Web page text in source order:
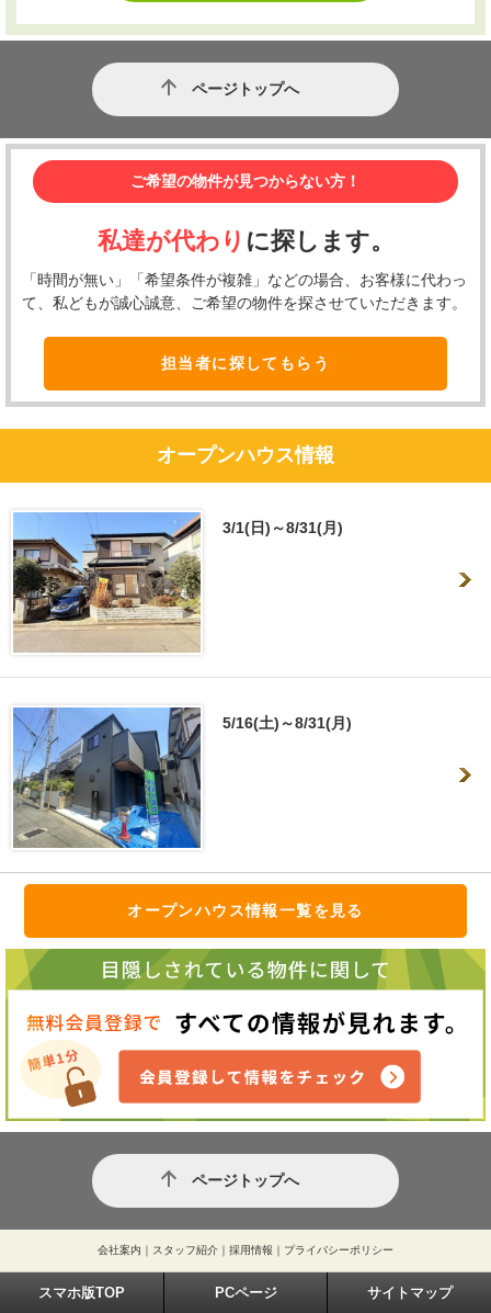
ページトップへ
ご希望の物件が見つからない方！
私達が代わり に探します。
「時間が無い」「希望条件が複雑」などの場合、お客様に代わっ
て、私どもが誠心誠意、ご希望の物件を探させていただきます。
担当者に探してもらう
オープンハウス情報
3/1(日)～8/31(月)
5/16(土)～8/31(月)
オープンハウス情報一覧を見る
ページトップへ
会社案内 ｜ スタッフ紹介 ｜ 採用情報 ｜ プライバシーポリシー
スマホ版TOP PCページ サイトマップ